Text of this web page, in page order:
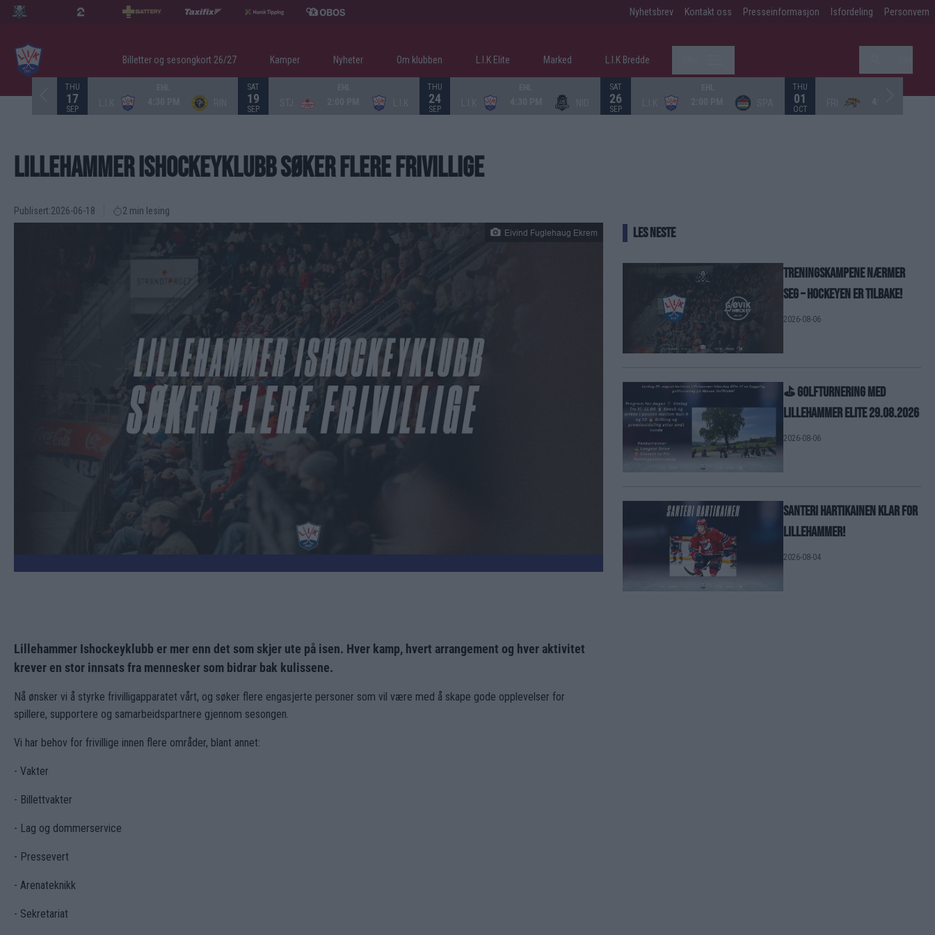
Nyhetsbrev Kontakt oss Presseinformasjon Isfordeling Personvern
Billetter og sesongkort 26/27 Kamper Nyheter Om klubben L.I.K Elite Marked L.I.K Bredde
THU
17
SEP
SAT
19
SEP
THU
24
SEP
SAT
26
SEP
THU
01
OCT
LILLEHAMMER ISHOCKEYKLUBB SØKER FLERE FRIVILLIGE
Publisert:2026-06-18 2 min lesing
Eivind Fuglehaug Ekrem
Lillehammer Ishockeyklubb er mer enn det som skjer ute på isen. Hver kamp, hvert arrangement og hver aktivitet
krever en stor innsats fra mennesker som bidrar bak kulissene.
Nå ønsker vi å styrke frivilligapparatet vårt, og søker flere engasjerte personer som vil være med å skape gode opplevelser for
spillere, supportere og samarbeidspartnere gjennom sesongen.
Vi har behov for frivillige innen flere områder, blant annet:
- Vakter
- Billettvakter
- Lag og dommerservice
- Pressevert
- Arenateknikk
- Sekretariat
LES NESTE
Treningskampene nærmer
seg – hockeyen er tilbake!
2026-08-06
⛳ GOLFTURNERING MED
LILLEHAMMER ELITE 29.08.2026
2026-08-06
Santeri Hartikainen klar for
Lillehammer!
2026-08-04